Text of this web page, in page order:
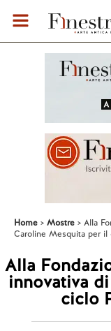
Home Mostre
Alla
Caroline Mesquita per
Alla
innovativa
ciclo